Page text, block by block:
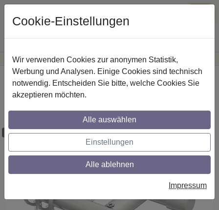
Günstige Versandkosteninnerhalb Österreichs· Sichere Zahlung
Startseite Gardinenstangen Metall
Gardinenstangen aus Metall in 20 mm Ø,
2-läufig, Modell PLATON - Zoena Weiß
Maßzuschnitt möglich
Cookie-Einstellungen
Wir verwenden Cookies zur anonymen Statistik,
Werbung und Analysen. Einige Cookies sind technisch
notwendig. Entscheiden Sie bitte, welche Cookies Sie
akzeptieren möchten.
Alle auswählen
Einstellungen
Alle ablehnen
Impressum